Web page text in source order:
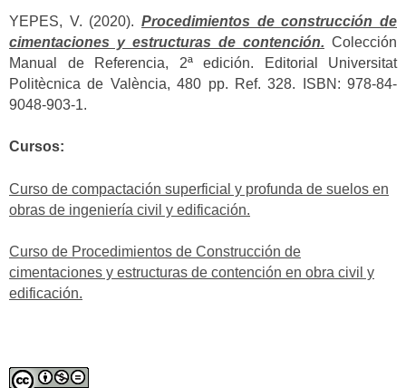
YEPES, V. (2020). Procedimientos de construcción de
cimentaciones y estructuras de contención. Colección
Manual de Referencia, 2ª edición. Editorial Universitat
Politècnica de València, 480 pp. Ref. 328. ISBN: 978-84-
9048-903-1.
Cursos:
Curso de compactación superficial y profunda de suelos en
obras de ingeniería civil y edificación.
Curso de Procedimientos de Construcción de
cimentaciones y estructuras de contención en obra civil y
edificación.